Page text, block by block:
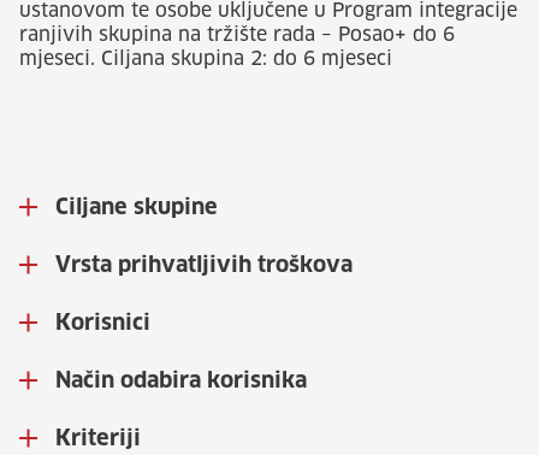
ustanovom te osobe uključene u Program integracije
ranjivih skupina na tržište rada – Posao+ do 6
mjeseci. Ciljana skupina 2: do 6 mjeseci
Ciljane skupine
Vrsta prihvatljivih troškova
Korisnici
Način odabira korisnika
Kriteriji